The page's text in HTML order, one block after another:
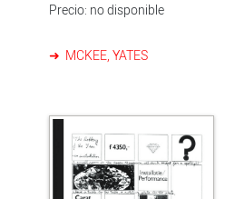
Precio: no disponible
MCKEE, YATES